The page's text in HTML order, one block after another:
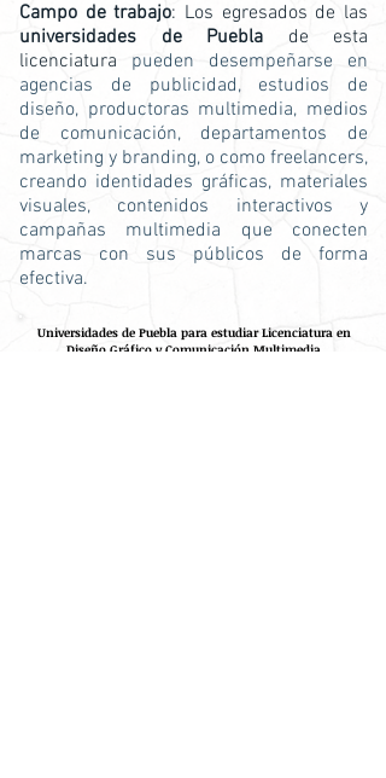
Campo de trabajo: Los egresados de las
universidades de Puebla de esta
licenciatura pueden desempeñarse en
agencias de publicidad, estudios de
diseño, productoras multimedia, medios
de comunicación, departamentos de
marketing y branding, o como freelancers,
creando identidades gráficas, materiales
visuales, contenidos interactivos y
campañas multimedia que conecten
marcas con sus públicos de forma
efectiva.
Universidades de Puebla para estudiar Licenciatura en
Diseño Gráfico y Comunicación Multimedia